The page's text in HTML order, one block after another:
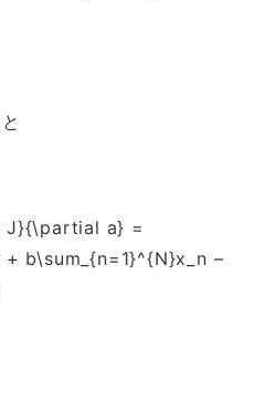
a} =
b\sum_{n=1}^{N}x_n –